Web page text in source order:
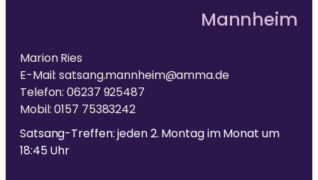
Mannheim
Marion Ries
E-Mail: satsang.mannheim@amma.de
Telefon: 06237 925487
Mobil: 0157 75383242
Satsang-Treffen: jeden 2. Montag im Monat um
18:45 Uhr